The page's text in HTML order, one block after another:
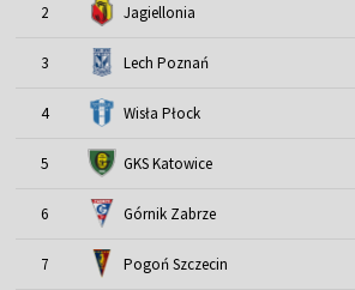
2 Jagiellonia
3 Lech Poznań
4 Wisła Płock
5 GKS Katowice
6 Górnik Zabrze
7 Pogoń Szczecin